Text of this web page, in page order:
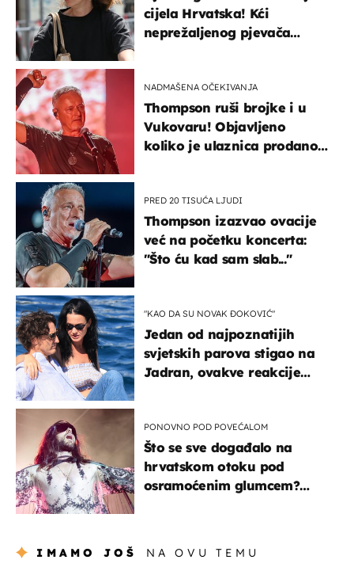
cijela Hrvatska! Kći
neprežaljenog pjevača
NADMAŠENA OČEKIVANJA
Thompson ruši brojke i u
Vukovaru! Objavljeno
koliko je ulaznica prodano
PRED 20 TISUĆA LJUDI
Thompson izazvao ovacije
već na početku koncerta:
"Što ću kad sam slab..."
"KAO DA SU NOVAK ĐOKOVIĆ"
Jedan od najpoznatijih
svjetskih parova stigao na
Jadran, ovakve reakcije
PONOVNO POD POVEĆALOM
Što se sve događalo na
hrvatskom otoku pod
osramoćenim glumcem?
IMAMO JOŠ NA OVU TEMU